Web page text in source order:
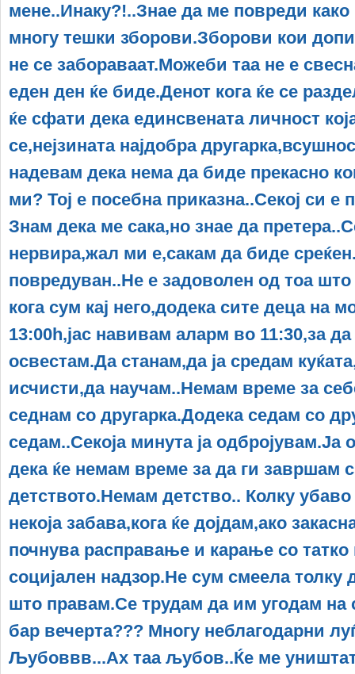
мене..Инаку?!..Знае да ме повреди како
многу тешки зборови.Зборови кои
не се забораваат.Можеби таа не е
еден ден ќе биде.Денот кога ќе се
ќе сфати дека единсвената личност
се,нејзината најдобра
надевам дека нема да биде прекасно
ми? Тој е посебна приказна..Секој си е
Знам дека ме сака,но знае да
нервира,жал ми е,сакам да биде
повредуван..Не е задоволен од тоа
кога сум кај него,додека сите деца на
13:00h,јас навивам аларм во 11:30,за
освестам.Да станам,да ја средам
исчисти,да научам..Немам време за
седнам со другарка.Додека седам со
седам..Секоја минута ја одбројувам.Ја
дека ќе немам време за да ги завршам
детството.Немам детство.. Колку
некоја забава,кога ќе дојдам,ако
почнува расправање и карање со
социјален надзор.Не сум смеела толку
што правам.Се трудам да им угодам
бар вечерта??? Многу неблагодарни
Љубоввв...Ах таа љубов..Ќе ме уништат